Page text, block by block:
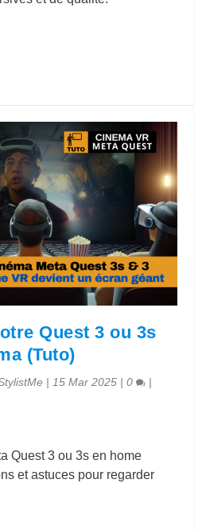
Quest 3 ou 3s
(Tuto)
| 15 Mar 2025 |0 |
Quest 3 ou 3s en home
et astuces pour regarder